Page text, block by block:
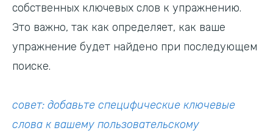
собственных ключевых слов к упражнению.
Это важно, так как определяет, как ваше
упражнение будет найдено при последующем
поиске.
совет: добавьте специфические ключевые
слова к вашему пользовательскому